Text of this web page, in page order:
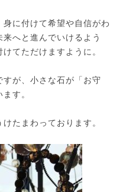
に付けて希望や自信がわ
へと進んでいけるよう
てただけますように。
すが、小さな石が「お守
す。
たまわっております。